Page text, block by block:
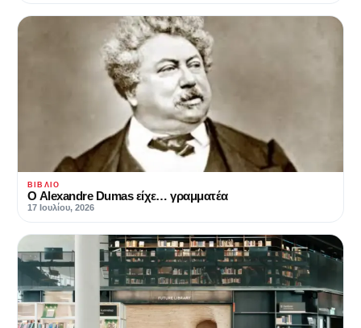
ΒΙΒΛΊΟ
Ο Alexandre Dumas είχε… γραμματέα
17 Ιουλίου, 2026